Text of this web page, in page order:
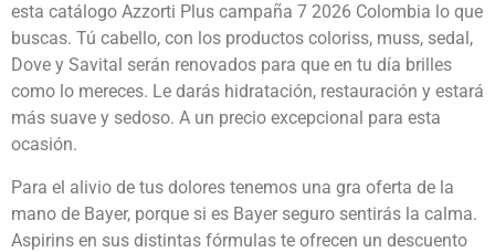
esta catálogo Azzorti Plus campaña 7 2026 Colombia lo que
buscas. Tú cabello, con los productos coloriss, muss, sedal,
Dove y Savital serán renovados para que en tu día brilles
como lo mereces. Le darás hidratación, restauración y estará
más suave y sedoso. A un precio excepcional para esta
ocasión.
Para el alivio de tus dolores tenemos una gra oferta de la
mano de Bayer, porque si es Bayer seguro sentirás la calma.
Aspirins en sus distintas fórmulas te ofrecen un descuento